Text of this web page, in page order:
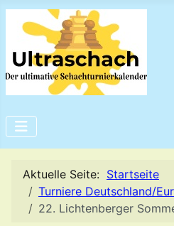
Aktuelle Seite: Startseite
Turniere Deutschland/
22. Lichtenberger